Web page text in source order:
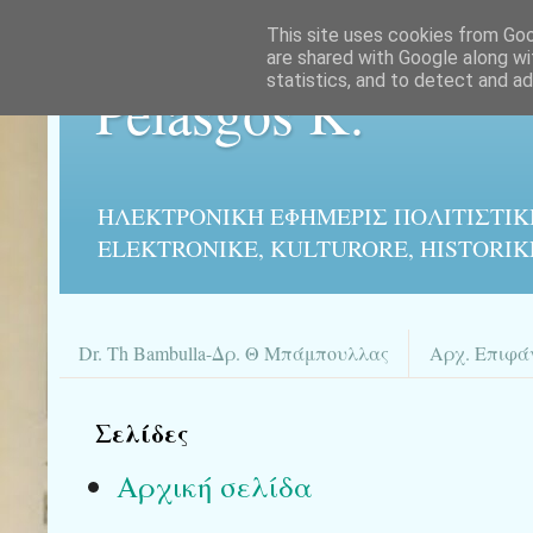
Pelasgos K.
ΗΛΕΚΤΡΟΝΙΚΉ ΕΦΗΜΕΡΙΣ
ELEKTRONIKE, KULTURORE,
Dr. Th Bambulla-Δρ. Θ Μπάμπουλλας Αρχ.
Σελίδες
Αρχική σελίδα
This site uses cookies from
are shared with Google along
statistics, and to detect and